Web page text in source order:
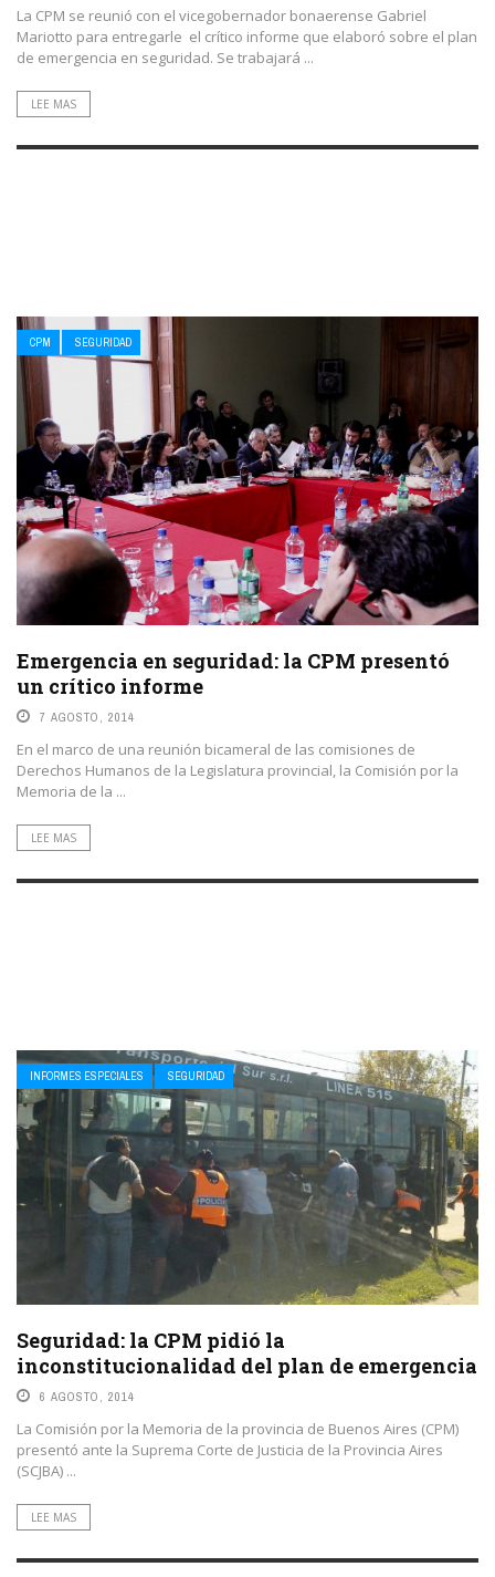
La CPM se reunió con el vicegobernador bonaerense Gabriel
Mariotto para entregarle el crítico informe que elaboró sobre el plan
de emergencia en seguridad. Se trabajará ...
LEE MAS
CPM SEGURIDAD
Emergencia en seguridad: la CPM presentó
un crítico informe
7 AGOSTO, 2014
En el marco de una reunión bicameral de las comisiones de
Derechos Humanos de la Legislatura provincial, la Comisión por la
Memoria de la ...
LEE MAS
INFORMES ESPECIALES SEGURIDAD
Seguridad: la CPM pidió la
inconstitucionalidad del plan de emergencia
6 AGOSTO, 2014
La Comisión por la Memoria de la provincia de Buenos Aires (CPM)
presentó ante la Suprema Corte de Justicia de la Provincia Aires
(SCJBA) ...
LEE MAS